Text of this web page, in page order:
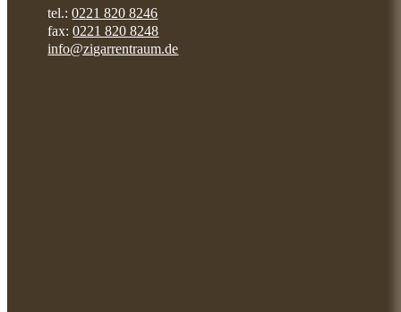
tel.:0221 820 8246
fax:0221 820 8248
info@zigarrentraum.de